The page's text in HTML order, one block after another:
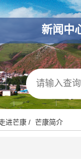
新闻中
进芒康 / 芒康简介